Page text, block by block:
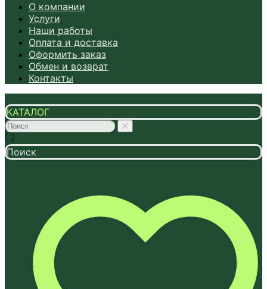
О компании
Услуги
Наши работы
Оплата и доставка
Оформить заказ
Обмен и возврат
Контакты
КАТАЛОГ
Поиск